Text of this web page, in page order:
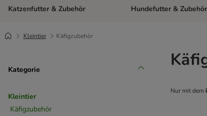
Katzenfutter & Zubehör Kategorie-Menü öffnen:
Hundefutter & Zubehör
Kleintier Käfigzubehör
Kategorie
Kleintier
Käfigzubehör
Nur mit dem